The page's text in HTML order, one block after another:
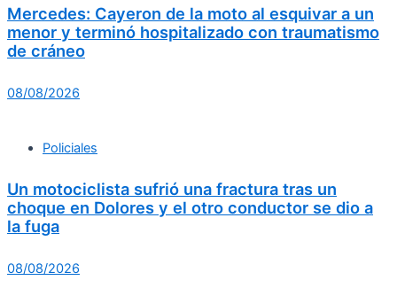
Mercedes: Cayeron de la moto al esquivar a un
menor y terminó hospitalizado con traumatismo
de cráneo
08/08/2026
Policiales
Un motociclista sufrió una fractura tras un
choque en Dolores y el otro conductor se dio a
la fuga
08/08/2026